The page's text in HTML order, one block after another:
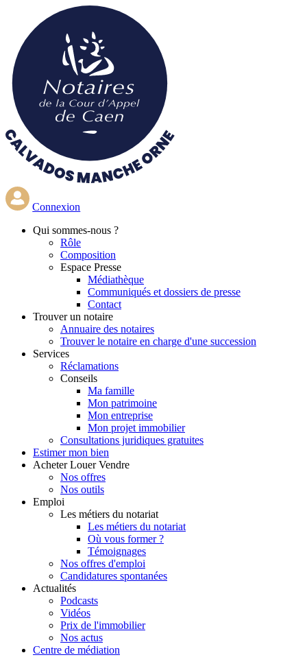
contenu
principal
Connexion
Qui sommes-nous ?
Rôle
Composition
Espace Presse
Médiathèque
Communiqués et dossiers de presse
Contact
Trouver un notaire
Annuaire des notaires
Trouver le notaire en charge d'une succession
Services
Réclamations
Conseils
Ma famille
Mon patrimoine
Mon entreprise
Mon projet immobilier
Consultations juridiques gratuites
Estimer mon bien
Acheter Louer Vendre
Nos offres
Nos outils
Emploi
Les métiers du notariat
Les métiers du notariat
Où vous former ?
Témoignages
Nos offres d'emploi
Candidatures spontanées
Actualités
Podcasts
Vidéos
Prix de l'immobilier
Nos actus
Centre de médiation